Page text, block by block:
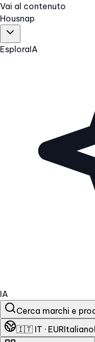
Vai al contenuto
Housnap
EsploraIA
IA
Cerca marchi e
🇮🇹 IT · EURItaliano